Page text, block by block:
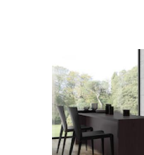
Освещение в интерьере